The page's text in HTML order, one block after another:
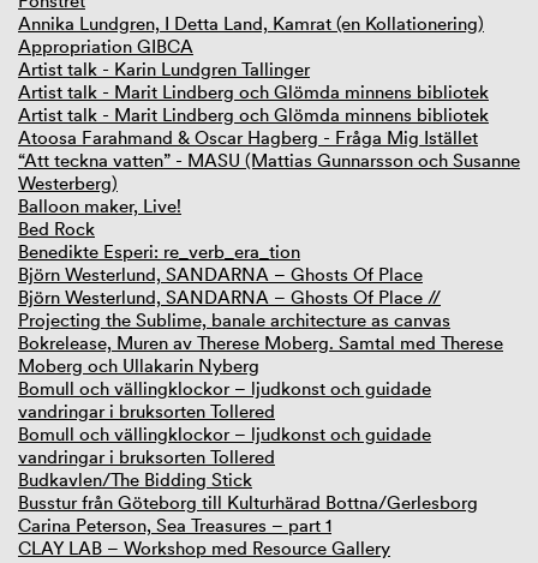
Annika Lundgren, I Detta Land, Kamrat (en Kollationering)
Appropriation GIBCA
Artist talk - Karin Lundgren Tallinger
Artist talk - Marit Lindberg och Glömda minnens bibliotek
Artist talk - Marit Lindberg och Glömda minnens bibliotek
Atoosa Farahmand & Oscar Hagberg - Fråga Mig Istället
“Att teckna vatten” - MASU (Mattias Gunnarsson och Susanne
Westerberg)
Balloon maker, Live!
Bed Rock
Benedikte Esperi: re_verb_era_tion
Björn Westerlund, SANDARNA – Ghosts Of Place
Björn Westerlund, SANDARNA – Ghosts Of Place //
Projecting the Sublime, banale architecture as canvas
Bokrelease, Muren av Therese Moberg. Samtal med Therese
Moberg och Ullakarin Nyberg
Bomull och vällingklockor – ljudkonst och guidade
vandringar i bruksorten Tollered
Bomull och vällingklockor – ljudkonst och guidade
vandringar i bruksorten Tollered
Budkavlen/The Bidding Stick
Busstur från Göteborg till Kulturhärad Bottna/Gerlesborg
Carina Peterson, Sea Treasures – part 1
CLAY LAB – Workshop med Resource Gallery